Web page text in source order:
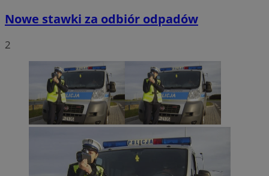
Nowe stawki za odbiór odpadów
2